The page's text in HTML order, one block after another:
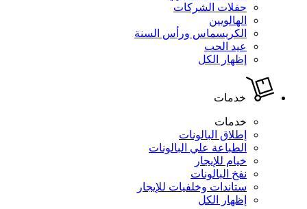
حفلات الشركات
الهالويين
الكريسماس ورأس السنة
عيد الحب
إظهار الكل
خدمات
خدمات
إطلاق البالونات
الطباعة علي البالونات
خيام للإيجار
نفخ البالونات
ستاندات وخلفيات للإيجار
إظهار الكل